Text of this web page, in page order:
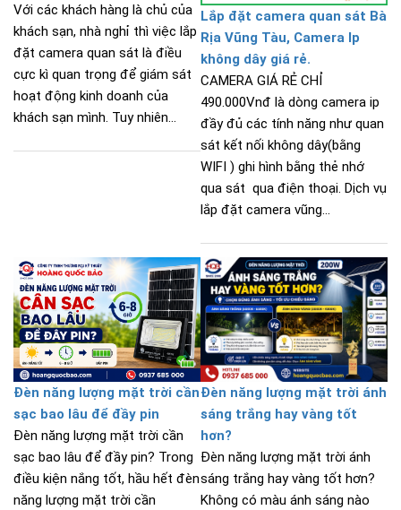
Với các khách hàng là chủ của
khách sạn, nhà nghỉ thì việc lắp
đặt camera quan sát là điều
cực kì quan trọng để giám sát
hoạt động kinh doanh của
khách sạn mình. Tuy nhiên...
Lắp đặt camera quan sát Bà
Rịa Vũng Tàu, Camera Ip
không dây giá rẻ.
CAMERA GIÁ RẺ CHỈ
490.000Vnđ là dòng camera ip
đầy đủ các tính năng như quan
sát kết nối không dây(bằng
WIFI ) ghi hình bằng thẻ nhớ
qua sát qua điện thoại. Dịch vụ
lắp đặt camera vũng...
Đèn năng lượng mặt trời cần
sạc bao lâu để đầy pin
Đèn năng lượng mặt trời cần
sạc bao lâu để đầy pin? Trong
điều kiện nắng tốt, hầu hết đèn
năng lượng mặt trời cần
Đèn năng lượng mặt trời ánh
sáng trắng hay vàng tốt
hơn?
Đèn năng lượng mặt trời ánh
sáng trắng hay vàng tốt hơn?
Không có màu ánh sáng nào